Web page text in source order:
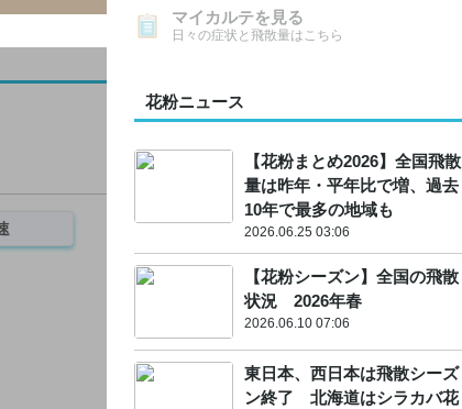
マイカルテを見る
日々の症状と飛散量はこちら
花粉ニュース
【花粉まとめ2026】全国飛散
量は昨年・平年比で増、過去
10年で最多の地域も
2026.06.25 03:06
【花粉シーズン】全国の飛散
状況 2026年春
2026.06.10 07:06
東日本、西日本は飛散シーズ
ン終了 北海道はシラカバ花